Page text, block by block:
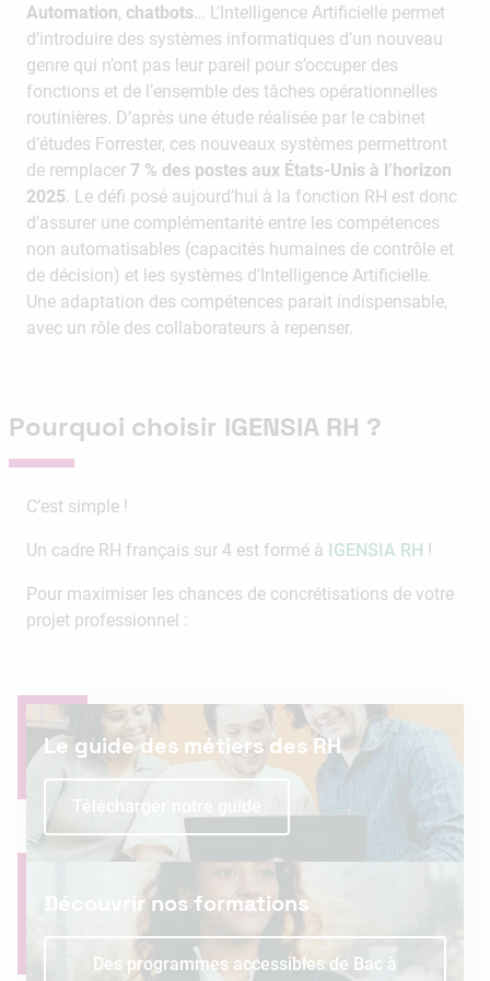
Automation, chatbots… L’Intelligence Artificielle permet
d’introduire des systèmes informatiques d’un nouveau
genre qui n’ont pas leur pareil pour s’occuper des
fonctions et de l’ensemble des tâches opérationnelles
routinières. D’après une étude réalisée par le cabinet
d’études Forrester, ces nouveaux systèmes permettront
de remplacer 7 % des postes aux États-Unis à l’horizon
2025. Le défi posé aujourd’hui à la fonction RH est donc
d’assurer une complémentarité entre les compétences
non automatisables (capacités humaines de contrôle et
de décision) et les systèmes d’Intelligence Artificielle.
Une adaptation des compétences parait indispensable,
avec un rôle des collaborateurs à repenser.
Pourquoi choisir IGENSIA RH ?
C’est simple !
Un cadre RH français sur 4 est formé à IGENSIA RH !
Pour maximiser les chances de concrétisations de votre
projet professionnel :
Le guide des métiers des RH
Télécharger notre guide
Découvrir nos formations
Des programmes accessibles de Bac à